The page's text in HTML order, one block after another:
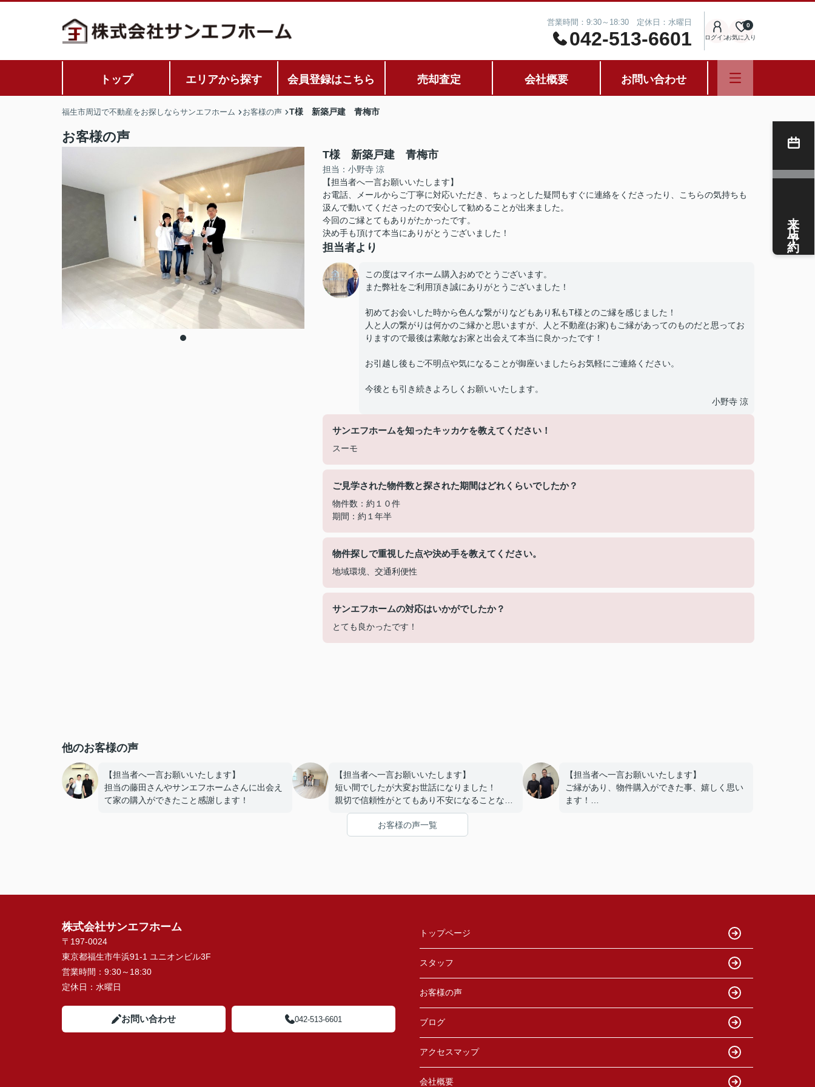
営業時間：9:30～18:30 定休日：水曜日
042-513-6601 ログインお気に入り
0
トップ エリアから探す 会員登録はこちら 売却査定 会社概要 お問い合わせ
福生市周辺で不動産をお探しならサンエフホーム お客様の声 T様 新築戸建 青梅市
お客様の声
T様 新築戸建 青梅市
担当：小野寺 涼
【担当者へ一言お願いいたします】
お電話、メールからご丁寧に対応いただき、ちょっとした疑問もすぐに連絡をくださったり、こちらの気持ちも
汲んで動いてくださったので安心して勧めることが出来ました。
今回のご縁とてもありがたかったです。
決め手も頂けて本当にありがとうございました！
担当者より
この度はマイホーム購入おめでとうございます。
また弊社をご利用頂き誠にありがとうございました！
初めてお会いした時から色んな繋がりなどもあり私もT様とのご縁を感じました！
人と人の繋がりは何かのご縁かと思いますが、人と不動産(お家)もご縁があってのものだと思ってお
りますので最後は素敵なお家と出会えて本当に良かったです！
お引越し後もご不明点や気になることが御座いましたらお気軽にご連絡ください。
今後とも引き続きよろしくお願いいたします。
小野寺 涼
サンエフホームを知ったキッカケを教えてください！
スーモ
ご見学された物件数と探された期間はどれくらいでしたか？
物件数：約１０件
期間：約１年半
物件探しで重視した点や決め手を教えてください。
地域環境、交通利便性
サンエフホームの対応はいかがでしたか？
とても良かったです！
他のお客様の声
【担当者へ一言お願いいたします】
担当の藤田さんやサンエフホームさんに出会え
て家の購入ができたこと感謝します！
【担当者へ一言お願いいたします】
短い間でしたが大変お世話になりました！
親切で信頼性がとてもあり不安になることなく
家を買えました。
【担当者へ一言お願いいたします】
ご縁があり、物件購入ができた事、嬉しく思い
ます！
お客様の声一覧
来店予約
株式会社サンエフホーム
〒197-0024
東京都福生市牛浜91-1 ユニオンビル3F
営業時間： 9:30～18:30
定休日： 水曜日
お問い合わせ 042-513-6601
トップページ
スタッフ
お客様の声
ブログ
アクセスマップ
会社概要